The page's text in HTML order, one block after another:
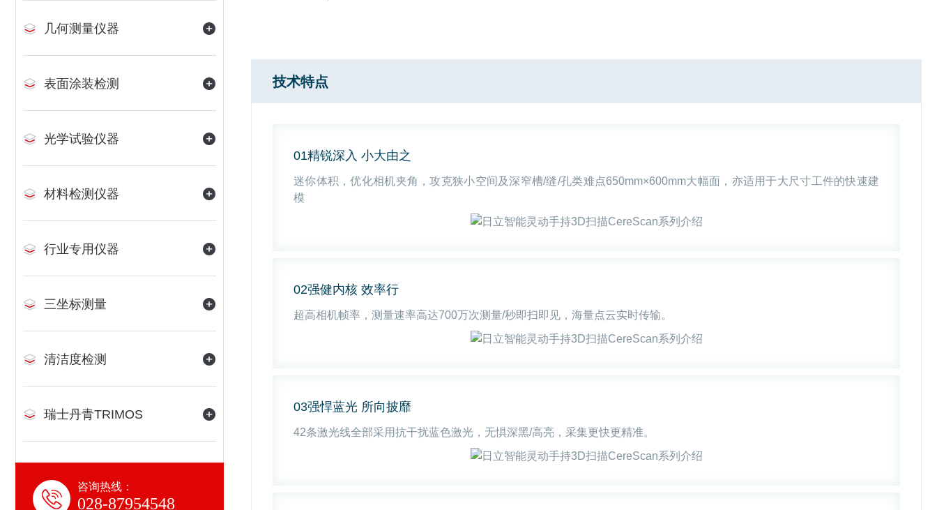
几何测量仪器
表面涂装检测
光学试验仪器
材料检测仪器
行业专用仪器
三坐标测量
清洁度检测
瑞士丹青TRIMOS
咨询热线：
028-87954548
技术特点
01精锐深入 小大由之
迷你体积，优化相机夹角，攻克狭小空间及深窄槽/缝/孔类难点650mm×600mm大幅面，亦适用于大尺寸工件的快速建
模
02强健内核 效率行
超高相机帧率，测量速率高达700万次测量/秒即扫即见，海量点云实时传输。
03强悍蓝光 所向披靡
42条激光线全部采用抗干扰蓝色激光，无惧深黑/高亮，采集更快更精准。